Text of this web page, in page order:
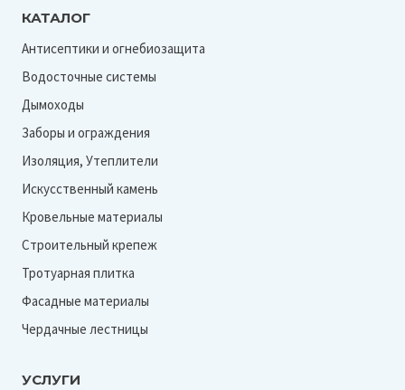
КАТАЛОГ
Антисептики и огнебиозащита
Водосточные системы
Дымоходы
Заборы и ограждения
Изоляция, Утеплители
Искусственный камень
Кровельные материалы
Строительный крепеж
Тротуарная плитка
Фасадные материалы
Чердачные лестницы
УСЛУГИ